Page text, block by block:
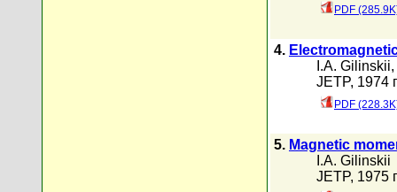
PDF
4.
I.A. Gilinskii,
JETP, 1974
PDF
5. Magnetic
I.A. Gilinskii
JETP, 1975